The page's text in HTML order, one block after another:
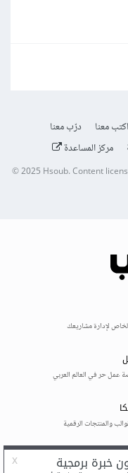
اكتب معنا
درّب معنا
مركز المساعدة
© 2025 Hsoub.Content